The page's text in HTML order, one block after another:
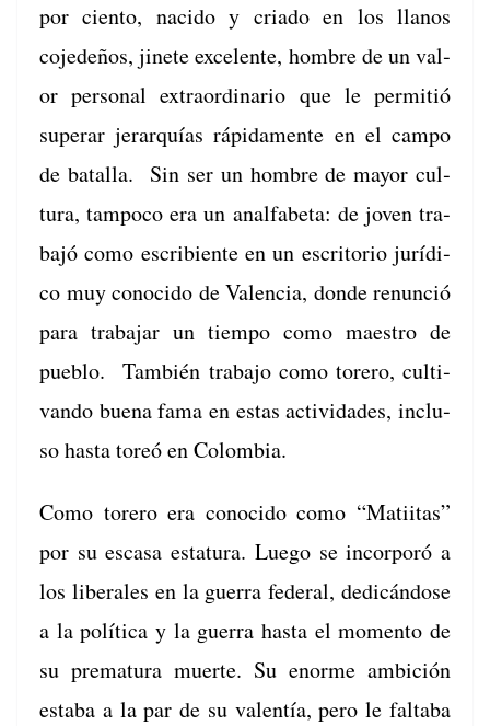
por cien­to, naci­do y cri­a­do en los llanos
cojedeños, jinete exce­lente, hom­bre de un val­
or per­son­al extra­or­di­nario que le per­mi­tió
super­ar jer­ar­quías ráp­i­da­mente en el cam­po
de batal­la. Sin ser un hom­bre de may­or cul­
tura, tam­poco era un anal­fa­be­ta: de joven tra­
ba­jó como escri­bi­ente en un escrito­rio jurídi­
co muy cono­ci­do de Valen­cia, donde renun­ció
para tra­ba­jar un tiem­po como mae­stro de
pueblo. Tam­bién tra­ba­jo como torero, cul­ti­
van­do bue­na fama en estas activi­dades, inclu­
so has­ta toreó en Colombia.
Como torero era cono­ci­do como “Mati­itas”
por su escasa estatu­ra. Luego se incor­poró a
los lib­erales en la guer­ra fed­er­al, dedicán­dose
a la políti­ca y la guer­ra has­ta el momen­to de
su pre­matu­ra muerte. Su enorme ambi­ción
esta­ba a la par de su valen­tía, pero le falta­ba